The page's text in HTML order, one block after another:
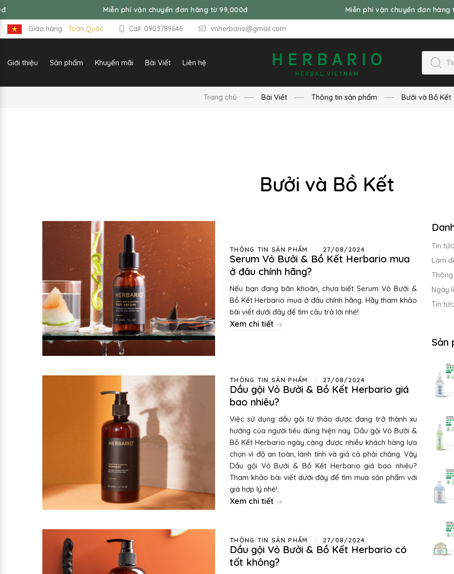
Miễn phí vận chuyển đơn hàng từ 99,000đ Miễn phí vận chuyển đơn hàng từ 99,000đ
Giao hàng: Toàn Quốc Call: 0903789646 vnherbario@gmail.com
Giới thiệu Sản phẩm Khuyến mãi Bài Viết Liên hệ
Trang chủ Bài Viết Thông tin sản phẩm Bưởi và Bồ Kết
Bưởi và Bồ Kết
THÔNG TIN SẢN PHẨM 27/08/2024
Serum Vỏ Bưởi & Bồ Kết Herbario mua
ở đâu chính hãng?
Nếu bạn đang băn khoăn, chưa biết Serum Vỏ Bưởi &
Bồ Kết Herbario mua ở đâu chính hãng. Hãy tham khảo
bài viết dưới đây để tìm câu trả lời nhé!
Xem chi tiết
THÔNG TIN SẢN PHẨM 27/08/2024
Dầu gội Vỏ Bưởi & Bồ Kết Herbario giá
bao nhiêu?
Việc sử dụng dầu gội từ thảo dược đang trở thành xu
hướng của người tiêu dùng hiện nay. Dầu gội Vỏ Bưởi &
Bồ Kết Herbario ngày càng được nhiều khách hàng lựa
chọn vì độ an toàn, lành tính và giá cả phải chăng. Vậy
Dầu gội Vỏ Bưởi & Bồ Kết Herbario giá bao nhiêu?
Tham khảo bài viết dưới đây để tìm mua sản phẩm với
giá hợp lý nhé!
Xem chi tiết
THÔNG TIN SẢN PHẨM 27/08/2024
Dầu gội Vỏ Bưởi & Bồ Kết Herbario có
tốt không?
Tin
Làm
Ngày
Tin
Sản